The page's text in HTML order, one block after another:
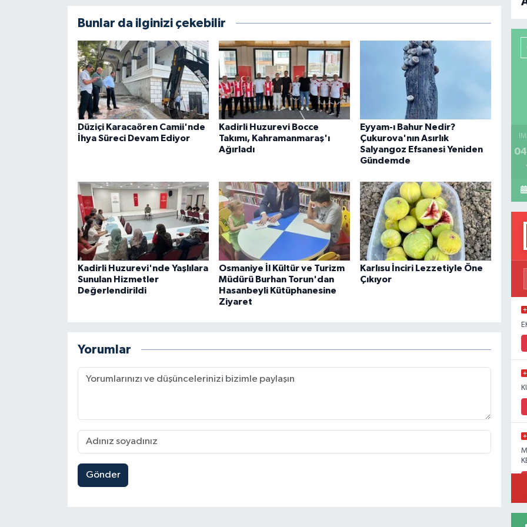
Bunlar da ilginizi çekebilir
Düziçi Karacaören Camii'nde
İhya Süreci Devam Ediyor
Kadirli Huzurevi Bocce
Takımı, Kahramanmaraş'ı
Ağırladı
Eyyam-ı Bahur Nedir?
Çukurova'nın Asırlık
Salyangoz Efsanesi Yeniden
Gündemde
Kadirli Huzurevi'nde Yaşlılara
Sunulan Hizmetler
Değerlendirildi
Osmaniye İl Kültür ve Turizm
Müdürü Burhan Torun'dan
Hasanbeyli Kütüphanesine
Ziyaret
Karlısu İnciri Lezzetiyle Öne
Çıkıyor
Yorumlar
Gönder